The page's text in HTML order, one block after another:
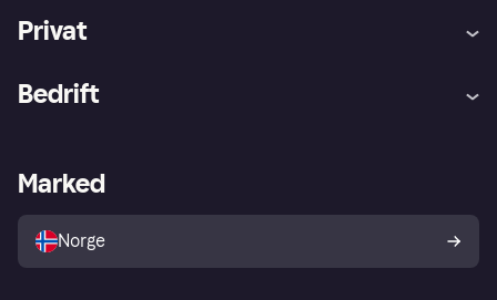
Privat
Utforsk butikker
Bedrift
Merchant portal
Marked
Norge